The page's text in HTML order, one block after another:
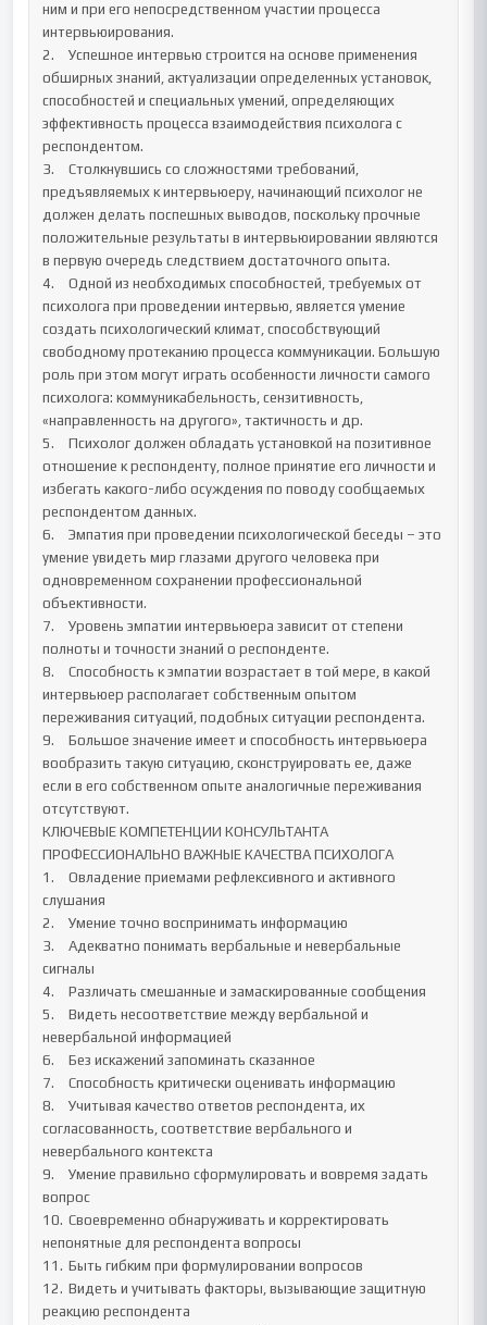
ним и при его непосредственном участии процесса
интервьюирования.
2.	Успешное интервью строится на основе применения
обширных знаний, актуализации определенных установок,
способностей и специальных умений, определяющих
эффективность процесса взаимодействия психолога с
респондентом.
3.	Столкнувшись со сложностями требований,
предъявляемых к интервьюеру, начинающий психолог не
должен делать поспешных выводов, поскольку прочные
положительные результаты в интервьюировании являются
в первую очередь следствием достаточного опыта.
4.	Одной из необходимых способностей, требуемых от
психолога при проведении интервью, является умение
создать психологический климат, способствующий
свободному протеканию процесса коммуникации. Большую
роль при этом могут играть особенности личности самого
психолога: коммуникабельность, сензитивность,
«направленность на другого», тактичность и др.
5.	Психолог должен обладать установкой на позитивное
отношение к респонденту, полное принятие его личности и
избегать какого-либо осуждения по поводу сообщаемых
респондентом данных.
6.	Эмпатия при проведении психологической беседы – это
умение увидеть мир глазами другого человека при
одновременном сохранении профессиональной
объективности.
7.	Уровень эмпатии интервьюера зависит от степени
полноты и точности знаний о респонденте.
8.	Способность к эмпатии возрастает в той мере, в какой
интервьюер располагает собственным опытом
переживания ситуаций, подобных ситуации респондента.
9.	Большое значение имеет и способность интервьюера
вообразить такую ситуацию, сконструировать ее, даже
если в его собственном опыте аналогичные переживания
отсутствуют.
КЛЮЧЕВЫЕ КОМПЕТЕНЦИИ КОНСУЛЬТАНТА
ПРОФЕССИОНАЛЬНО ВАЖНЫЕ КАЧЕСТВА ПСИХОЛОГА
1.	Овладение приемами рефлексивного и активного
слушания
2.	Умение точно воспринимать информацию
3.	Адекватно понимать вербальные и невербальные
сигналы
4.	Различать смешанные и замаскированные сообщения
5.	Видеть несоответствие между вербальной и
невербальной информацией
6.	Без искажений запоминать сказанное
7.	Способность критически оценивать информацию
8.	Учитывая качество ответов респондента, их
согласованность, соответствие вербального и
невербального контекста
9.	Умение правильно сформулировать и вовремя задать
вопрос
10.	Своевременно обнаруживать и корректировать
непонятные для респондента вопросы
11.	Быть гибким при формулировании вопросов
12.	Видеть и учитывать факторы, вызывающие защитную
реакцию респондента